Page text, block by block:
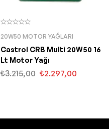
20W50 MOTOR YAĞLARI
Castrol CRB Multi 20W50 16
Lt Motor Yağı
₺3.215,00 ₺2.297,00